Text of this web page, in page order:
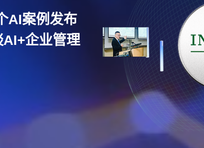
AI案例发布
企业管理